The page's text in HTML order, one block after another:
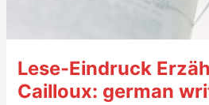
und
Strich
und
Lese-Eindruck
Cailloux: german